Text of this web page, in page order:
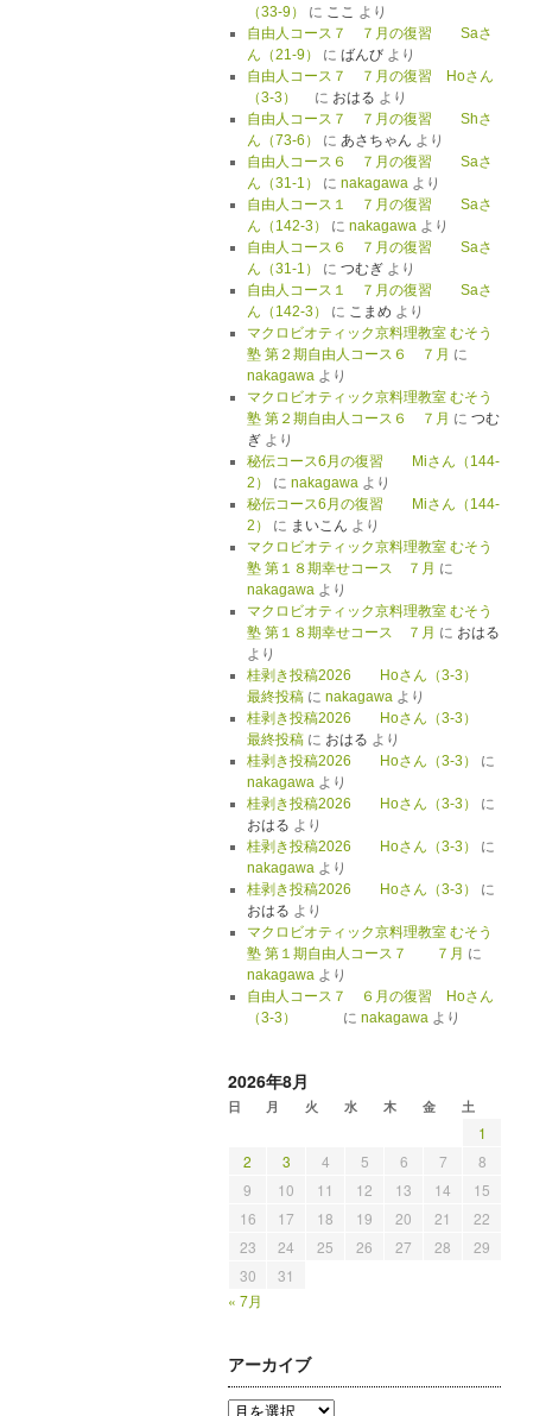
（33-9）
に ここ より
自由人コース７ ７月の復習 Saさ
ん（21-9）
に ばんびより
自由人コース７ ７月の復習 Hoさん
（3-3）
に おはる より
自由人コース７ ７月の復習 Shさ
ん（73-6）
に あさちゃん より
自由人コース６ ７月の復習 Saさ
ん（31-1）
に nakagawaより
自由人コース１ ７月の復習 Saさ
ん（142-3）
に nakagawaより
自由人コース６ ７月の復習 Saさ
ん（31-1）
に つむぎより
自由人コース１ ７月の復習 Saさ
ん（142-3）
に こまめ より
マクロビオティック京料理教室 むそう
塾 第２期自由人コース６ ７月 に
nakagawaより
マクロビオティック京料理教室 むそう
塾 第２期自由人コース６ ７月 に つむ
ぎより
秘伝コース6月の復習 Miさん（144-
2）
に nakagawaより
秘伝コース6月の復習 Miさん（144-
2）
に まいこん より
マクロビオティック京料理教室 むそう
塾 第１８期幸せコース ７月 に
nakagawaより
マクロビオティック京料理教室 むそう
塾 第１８期幸せコース ７月 に おはる
より
桂剥き投稿2026 Hoさん（3-3）
最終投稿に nakagawaより
桂剥き投稿2026 Hoさん（3-3）
最終投稿に おはる より
桂剥き投稿2026 Hoさん（3-3）
に
nakagawaより
桂剥き投稿2026 Hoさん（3-3）
に
おはる より
桂剥き投稿2026 Hoさん（3-3）
に
nakagawaより
桂剥き投稿2026 Hoさん（3-3）
に
おはる より
マクロビオティック京料理教室 むそう
塾 第１期自由人コース７ ７月 に
nakagawaより
自由人コース７ ６月の復習 Hoさん
（3-3）
に nakagawaより
2026年8月
日 月 火 水 木 金 土
1
2
3 4 5 6 7
8
9
10 11 12 13 14
15
16
17 18 19 20 21
22
23
24 25 26 27 28
29
30
31
« 7月
アーカイブ
ア